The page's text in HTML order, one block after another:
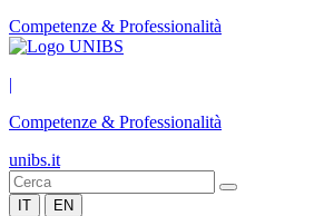
Competenze & Professionalità
|
Competenze & Professionalità
unibs.it
IT EN